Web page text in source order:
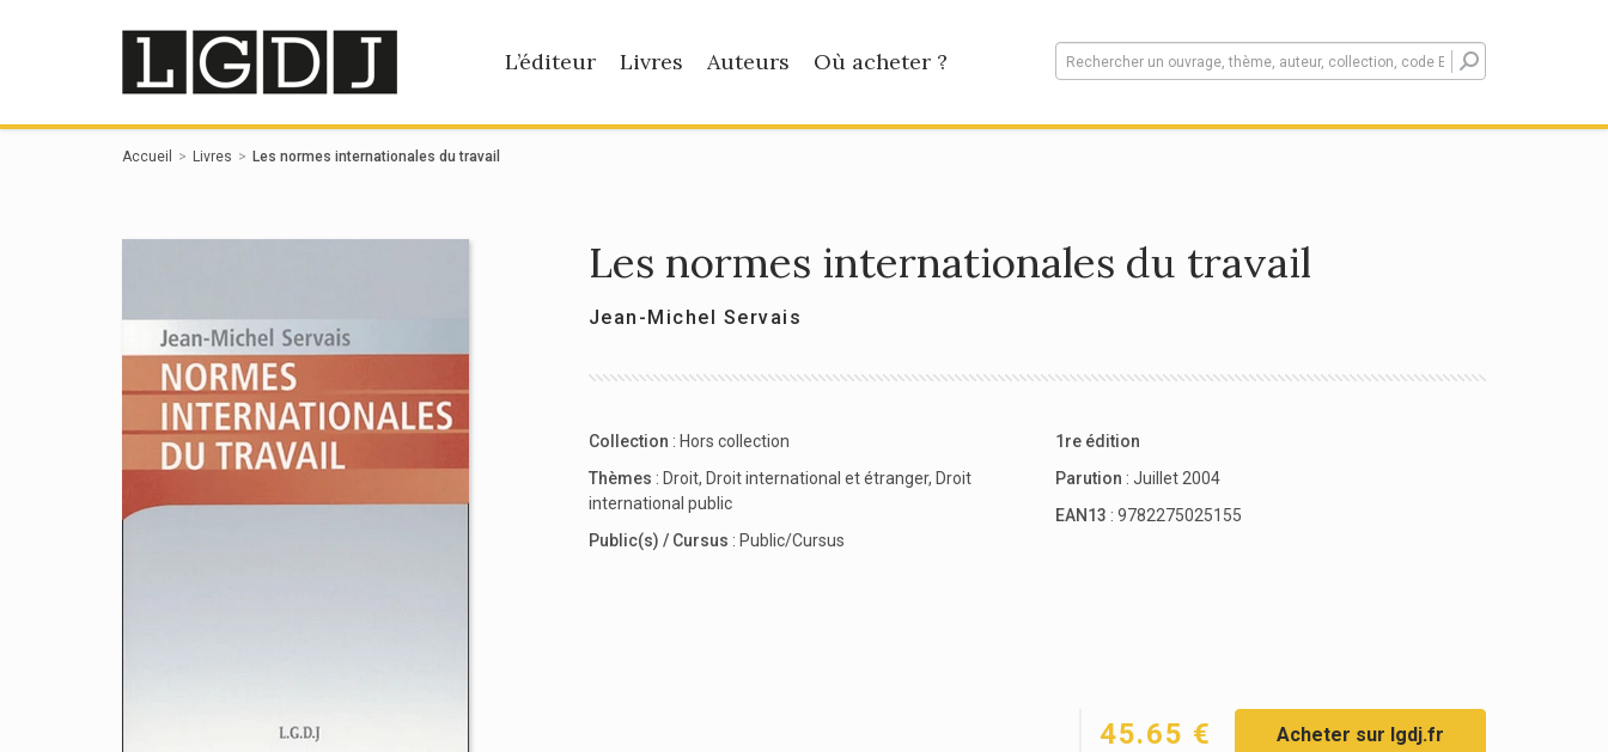
L’éditeur Livres Auteurs Où acheter ?
Accueil Livres Les normes internationales du travail
Les normes internationales du travail
Jean-Michel Servais
Collection : Hors collection
Thèmes : Droit, Droit international et étranger, Droit
international public
Public(s) / Cursus : Public/Cursus
1re édition
Parution : Juillet 2004
EAN13 : 9782275025155
45.65 € Acheter sur lgdj.fr